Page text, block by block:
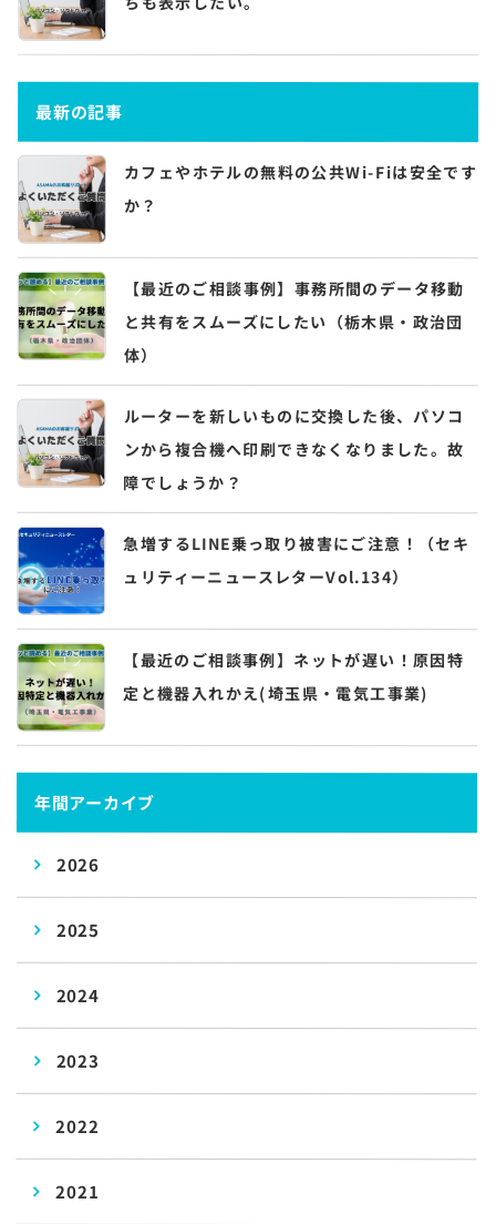
最新の記事
カフェやホテルの無料の公共Wi-Fiは安全です
か？
【最近のご相談事例】事務所間のデータ移動
と共有をスムーズにしたい（栃木県・政治団
体）
ルーターを新しいものに交換した後、パソコ
ンから複合機へ印刷できなくなりました。故
障でしょうか？
急増するLINE乗っ取り被害にご注意！（セキ
ュリティーニュースレターVol.134）
【最近のご相談事例】ネットが遅い！原因特
定と機器入れかえ(埼玉県・電気工事業)
年間アーカイブ
2026
2025
2024
2023
2022
2021